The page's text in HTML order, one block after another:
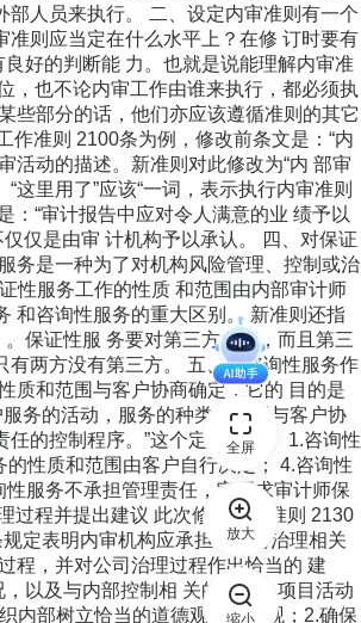
人员来执行。 二、设定内审准则有一个
则应当定在什么水平上？在修 订时要有
好的判断能 力。也就是说能理解内审准
，也不论内审工作由谁来执行，都必须执
些部分的话，他们亦应该遵循准则的其它
作准则 2100条为例，修改前条文是：“内
活动的描述。新准则对此修改为“内 部审
里用了”应该“一词，表示执行内审准则
“审计报告中应对令人满意的业 绩予以
仅是由审 计机构予以承认。 四、对保证
务是一种为了对机构风险管理、控制或治
性服务工作的性质 和范围由内部审计师
和咨询性服务的重大区别。 新准则还指
保证性服 务要对第三方负责，而且第三
两方没有第三方。 五、对咨询性服务作
质和范围与客户协商确定，它的 目的是
务的活动，服务的种类和范围与客户协
的控制程序。”这个定义表明： 1.咨询性
性质和范围由客户自行决定； 4.咨询性
服务不承担管理责任，它要求审计师保
过程并提出建议 此次修改前在准则 2130
定表明内审机构应承担与公司治理相关
程，并对公司治理过程作出恰当的 建
以及与内部控制相 关的目标、项目活动
内部树立恰当的道德观和价值观；2.确保
全屏
放大
缩小